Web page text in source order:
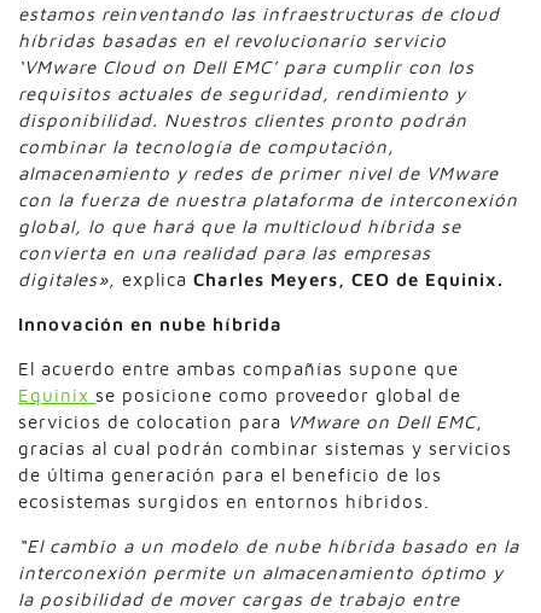
estamos reinventando las infraestructuras de cloud
híbridas basadas en el revolucionario servicio
‘VMware Cloud on Dell EMC’ para cumplir con los
requisitos actuales de seguridad, rendimiento y
disponibilidad. Nuestros clientes pronto podrán
combinar la tecnología de computación,
almacenamiento y redes de primer nivel de VMware
con la fuerza de nuestra plataforma de interconexión
global, lo que hará que la multicloud híbrida se
convierta en una realidad para las empresas
digitales», explica Charles Meyers, CEO de Equinix.
Innovación en nube híbrida
El acuerdo entre ambas compañías supone que
Equinix se posicione como proveedor global de
servicios de colocation para VMware on Dell EMC,
gracias al cual podrán combinar sistemas y servicios
de última generación para el beneficio de los
ecosistemas surgidos en entornos híbridos.
“El cambio a un modelo de nube híbrida basado en la
interconexión permite un almacenamiento óptimo y
la posibilidad de mover cargas de trabajo entre